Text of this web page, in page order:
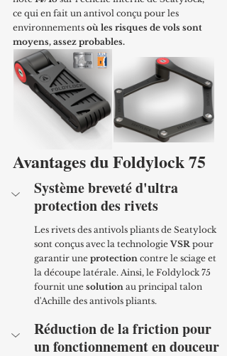
ce qui en fait un antivol conçu pour les
environnements où les risques de vols sont
moyens, assez probables.
Avantages du Foldylock 75
Système breveté d'ultra
protection des rivets
Les rivets des antivols pliants de Seatylock
sont conçus avec la technologie VSR pour
garantir une protection contre le sciage et
la découpe latérale. Ainsi, le Foldylock 75
fournit une solution au principal talon
d'Achille des antivols pliants.
Réduction de la friction pour
un fonctionnement en douceur